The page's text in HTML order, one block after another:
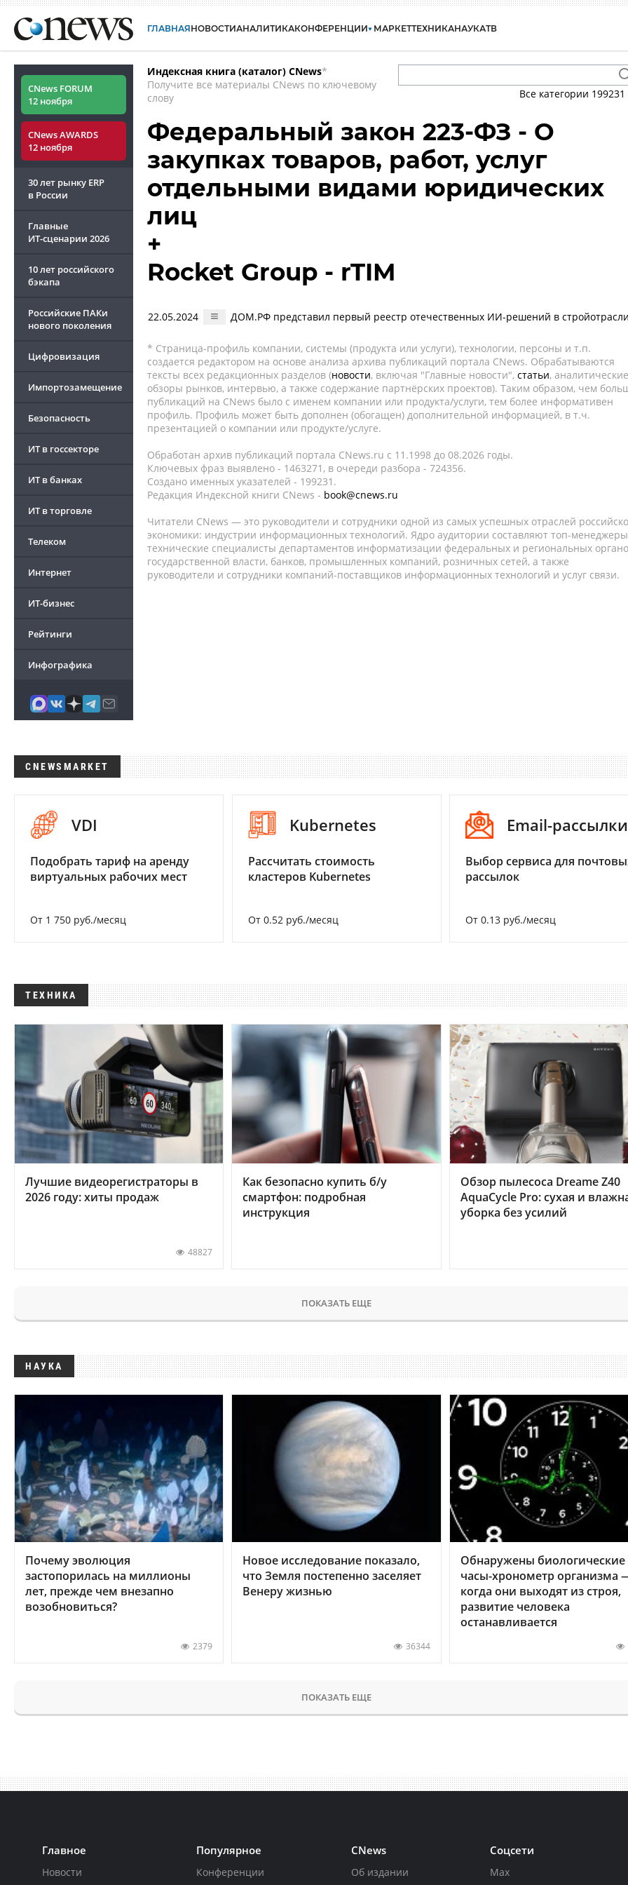
ГЛАВНАЯНОВОСТИАНАЛИТИКАКОНФЕРЕНЦИИ МАРКЕТТЕХНИКАНАУКАТВ
CNews FORUM
12 ноября
CNews AWARDS
12 ноября
30 лет рынку ERP
в России
Главные
ИТ-сценарии 2026
10 лет российского
бэкапа
Российские ПАКи
нового поколения
Цифровизация
Импортозамещение
Безопасность
ИТ в госсекторе
ИТ в банках
ИТ в торговле
Телеком
Интернет
ИТ-бизнес
Рейтинги
Инфографика
Индексная книга (каталог) CNews*
Получите все материалы CNews по ключевому
слову
Все категории 199231
Федеральный закон 223-ФЗ - О
закупках товаров, работ, услуг
отдельными видами юридических
лиц
+
Rocket Group - rTIM
22.05.2024 ДОМ.РФ представил первый реестр отечественных ИИ-решений в
* Страница-профиль компании, системы (продукта или услуги), технологии, персоны и т.п.
создается редактором на основе анализа архива публикаций портала CNews. Обрабатываются
тексты всех редакционных разделов (новости, включая "Главные новости", статьи, аналитические
обзоры рынков, интервью, а также содержание партнёрских проектов). Таким образом, чем
публикаций на CNews было с именем компании или продукта/услуги, тем более информативен
профиль. Профиль может быть дополнен (обогащен) дополнительной информацией, в т.ч.
презентацией о компании или продукте/услуге.
Обработан архив публикаций портала CNews.ru c 11.1998 до 08.2026 годы.
Ключевых фраз выявлено - 1463271, в очереди разбора - 724356.
Создано именных указателей - 199231.
Редакция Индексной книги CNews - book@cnews.ru
Читатели CNews — это руководители и сотрудники одной из самых успешных отраслей
экономики: индустрии информационных технологий. Ядро аудитории составляют топ-
технические специалисты департаментов информатизации федеральных и региональных
государственной власти, банков, промышленных компаний, розничных сетей, а также
руководители и сотрудники компаний-поставщиков информационных технологий и услуг связи.
CNEWSMARKET
VDI
Подобрать тариф на аренду
виртуальных рабочих мест
От 1 750 руб./месяц
Kubernetes
Рассчитать стоимость
кластеров Kubernetes
От 0.52 руб./месяц
Email-рассылки
Выбор сервиса для
рассылок
От 0.13 руб./месяц
ТЕХНИКА
Лучшие видеорегистраторы в
2026 году: хиты продаж
48827
Как безопасно купить б/у
смартфон: подробная
инструкция
Обзор пылесоса Dreame Z40
AquaCycle Pro: сухая и
уборка без усилий
ПОКАЗАТЬ ЕЩЕ
НАУКА
Почему эволюция
застопорилась на миллионы
лет, прежде чем внезапно
возобновиться?
2379
Новое исследование показало,
что Земля постепенно заселяет
Венеру жизнью
36344
Обнаружены биологические
часы-хронометр организма
когда они выходят из строя,
развитие человека
останавливается
ПОКАЗАТЬ ЕЩЕ
Главное
Новости
Популярное
Конференции
CNews
Об издании
Соцсети
Max